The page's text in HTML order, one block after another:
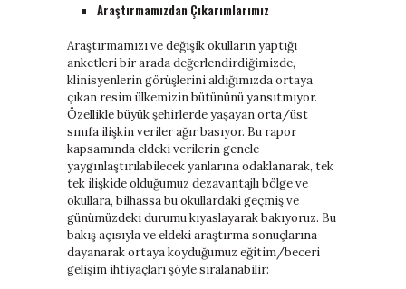
Araştırmamızdan Çıkarımlarımız
Araştırmamızı ve değişik okulların yaptığı
anketleri bir arada değerlendirdiğimizde,
klinisyenlerin görüşlerini aldığımızda ortaya
çıkan resim ülkemizin bütününü yansıtmıyor.
Özellikle büyük şehirlerde yaşayan orta/üst
sınıfa ilişkin veriler ağır basıyor. Bu rapor
kapsamında eldeki verilerin genele
yaygınlaştırılabilecek yanlarına odaklanarak, tek
tek ilişkide olduğumuz dezavantajlı bölge ve
okullara, bilhassa bu okullardaki geçmiş ve
günümüzdeki durumu kıyaslayarak bakıyoruz. Bu
bakış açısıyla ve eldeki araştırma sonuçlarına
dayanarak ortaya koyduğumuz eğitim/beceri
gelişim ihtiyaçları şöyle sıralanabilir: